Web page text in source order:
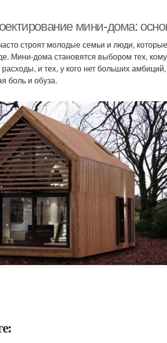
мини-дома:
строят молодые семьи и люди,
Мини-дома становятся выбором тех,
и тех, у кого нет больших
боль и обуза.